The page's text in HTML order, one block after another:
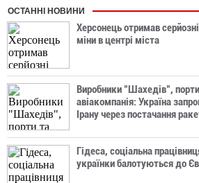
ОСТАННІ НОВИНИ
Херсонець отримав
міни в центрі міста
Виробники "Шахедів",
авіакомпанія: Україна
Ірану через постачання
Гідеса, соціальна
українки балотуються до